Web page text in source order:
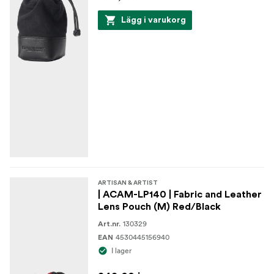
Invändigt
Fodrad med mjuk mockaliknande polyester
Lägg i varukorg
ARTISAN & ARTIST
| ACAM-LP140 | Fabric and Leather
Lens Pouch (M) Red/Black
Art.nr. 130329
EAN 4530445156940
I lager